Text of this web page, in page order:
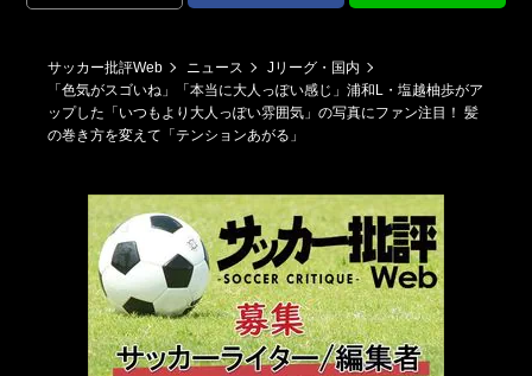
サッカー批評Web ニュース
Jリーグ・国内
「色気がスゴいね」「本当に大人っぽい感じ」浦和L・塩越柚歩がア
ップした「いつもより大人っぽい雰囲気」の写真にファン注目！ 髪
の巻き方を変えて「テンションあがる」